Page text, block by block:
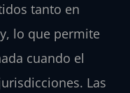
tanto en
lo que permite
cuando el
Las